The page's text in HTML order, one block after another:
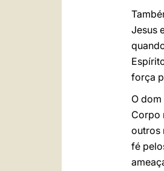
Jesus
força
O
Corpo
outros
fé